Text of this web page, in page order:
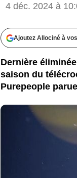
4 déc. 2024 à
Ajoutez Allociné à
Dernière
saison du
Purepeople